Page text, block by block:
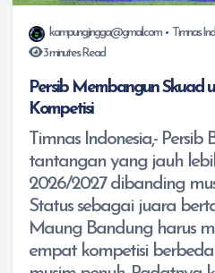
kampungjingga@gmail.com Timnas
3 minutes Read
Persib Membangun Skuad
Kompetisi
Timnas Indonesia,-
tantangan yang jauh
2026/2027 dibanding
Status sebagai juara
Maung Bandung harus
empat kompetisi